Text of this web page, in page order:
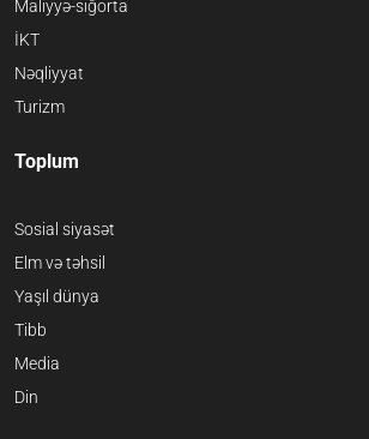
Maliyyə-sığorta
İKT
Nəqliyyat
Turizm
Toplum
Sosial siyasət
Elm və təhsil
Yaşıl dünya
Tibb
Media
Din